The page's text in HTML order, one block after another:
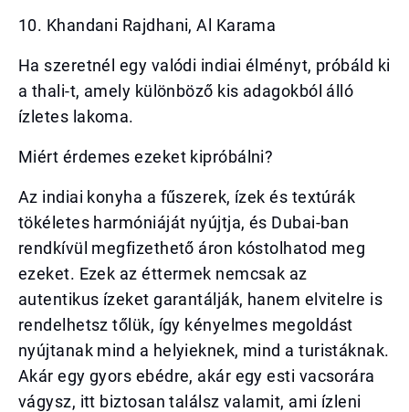
10. Khandani Rajdhani, Al Karama
Ha szeretnél egy valódi indiai élményt, próbáld ki
a thali-t, amely különböző kis adagokból álló
ízletes lakoma.
Miért érdemes ezeket kipróbálni?
Az indiai konyha a fűszerek, ízek és textúrák
tökéletes harmóniáját nyújtja, és Dubai-ban
rendkívül megfizethető áron kóstolhatod meg
ezeket. Ezek az éttermek nemcsak az
autentikus ízeket garantálják, hanem elvitelre is
rendelhetsz tőlük, így kényelmes megoldást
nyújtanak mind a helyieknek, mind a turistáknak.
Akár egy gyors ebédre, akár egy esti vacsorára
vágysz, itt biztosan találsz valamit, ami ízleni